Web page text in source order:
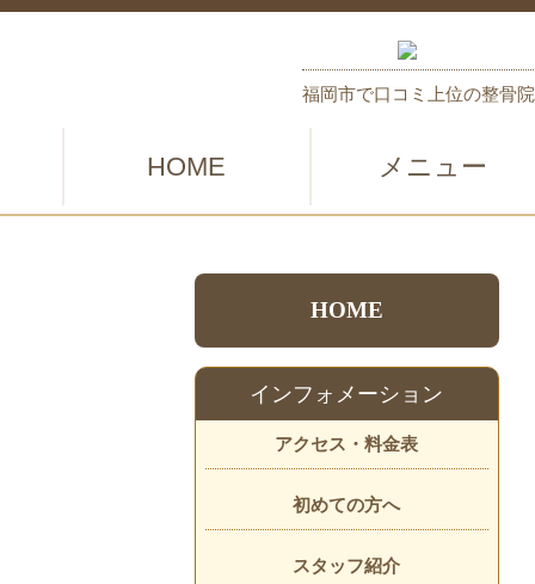
福岡市で口コミ上位の整骨院
HOME メニュー
HOME
インフォメーション
アクセス・料金表
初めての方へ
スタッフ紹介